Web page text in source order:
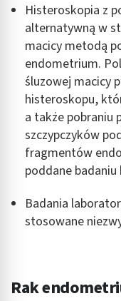
Histeroskopia z
alternatywną w
macicy metodą
endometrium.
śluzowej macicy
histeroskopu,
a także pobraniu
szczypczyków
fragmentów
poddane
Badania
stosowane
Rak